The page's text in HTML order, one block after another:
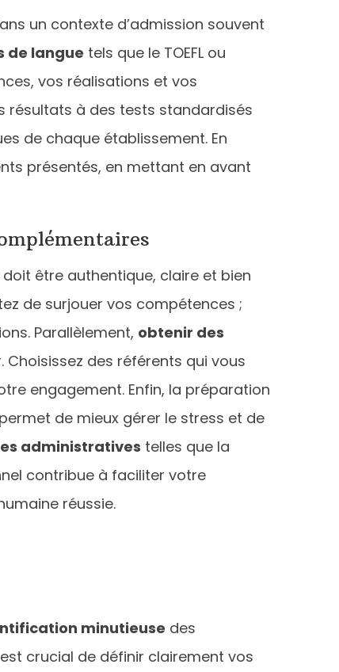
un contexte d’admission souvent
de langue tels que le TOEFL ou
vos réalisations et vos
résultats à des tests standardisés
de chaque établissement. En
présentés, en mettant en avant
être authentique, claire et bien
de surjouer vos compétences ;
Parallèlement, obtenir des
des référents qui vous
engagement. Enfin, la préparation
de mieux gérer le stress et de
administratives telles que la
contribue à faciliter votre
réussie.
minutieuse des
crucial de définir clairement vos